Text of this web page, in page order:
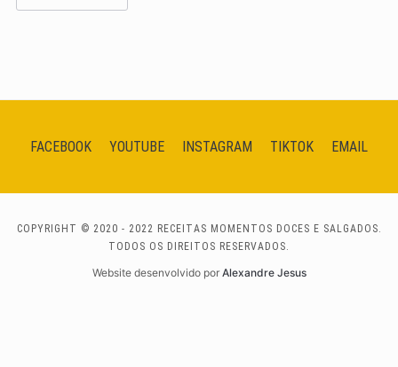
FACEBOOK YOUTUBE INSTAGRAM TIKTOK EMAIL
COPYRIGHT © 2020 - 2022 RECEITAS MOMENTOS DOCES E SALGADOS.
TODOS OS DIREITOS RESERVADOS.
Website desenvolvido por Alexandre Jesus